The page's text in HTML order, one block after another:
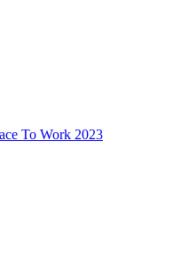
To Work 2023